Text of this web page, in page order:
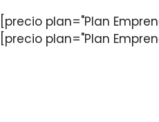
[precio plan="Plan
[precio plan="Plan